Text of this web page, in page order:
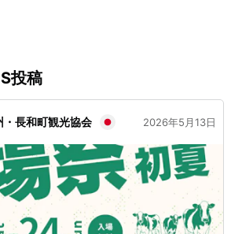
投稿
・長和町観光協会 2026年5月13日